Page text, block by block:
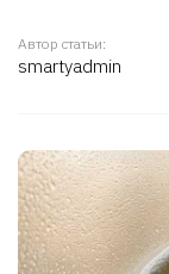
Автор статьи:
smartyadmin